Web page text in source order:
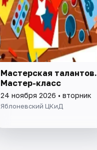
Мастерская талантов.
Мастер-класс
24 ноября 2026 • вторник
Яблоневский ЦКиД